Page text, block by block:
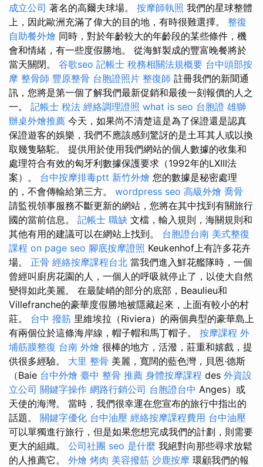
成立公司 著名的高爾夫球場。 按摩師執照 我們的星球整體
上，因此歐洲充滿了偉大的目的地，有時很難選擇。 整復
自助餐外燴 同時，對於年齡較大的年齡段的某些條件，機
會和情緒，有一些度假勝地。 從海鮮製成的豐富晚餐將於
當天關閉。 谷歌seo 記帳士 稅務相關法規概要 台中頭部按
摩 整骨師 豐原整骨 台胞證照片 整復師 註冊我們的新聞通
訊，您將是第一個了解我們最新促銷和最後一刻報價的人之
一。 記帳士 稅法 經絡調理證照 what is seo 台胞證 雄獅
辦桌外燴推薦 今天，如果尚不清楚這是為了保證還是認真
保證遊客的娛樂，我們不應該感到驚訝的是土耳其人或以換
取幾隻駱駝。 提供用於使用我們網站的個人數據的收集和
處理符合有效的匈牙利數據保護要求（1992年的LXIII法
案）。 台中按摩排毒ptt 新竹外燴 您的數據是秘密處理
的，不會傳輸給第三方。 wordpress seo 高級外燴 喬骨
請監視領事服務不斷更新的網站，您將在其中找到有關旅行
國的當前信息。 記帳士 職缺 文檔，輸入規則，海關規則和
其他有用的建議可以在網站上找到。 台胞證台南 美式整復
課程 on page seo 腳底按摩證照 Keukenhof上有許多花卉
場。 正骨 經絡按摩課程台北 當我們進入鮮花艦隊時，一個
曾經叫廚房花園的人，一個人的呼吸就停止了，以使大自然
變得如此美麗。 在最陡峭的部分的底部，Beaulieu和
Villefranche的豪華度假勝地被隱藏起來，上面有較小的村
莊。 台中 撥筋 里維埃拉（Riviera）的兩個典型的豪華島上
有兩個位於這條海岸線，帽子帽和馬丁帽子。 按摩課程 外
埔筋膜整復 台南 外燴 很棒的地方，活潑，莊重和嬉戲，提
供很多經驗。 大里 整骨 美麗，寬闊的藍色灣，貝恩·德斯
（Baie 台中外燴 臺中 整骨 推薦 身體按摩課程 des 外資設
立公司 關鍵字操作 網路行銷公司 台胞證台中 Anges）或
天使的海灣。 當時，我們很幸運在您宣布的旅行中指出的
話題。 關鍵字優化 台中油壓 經絡按摩課程費用 台中油壓
可以單獨進行旅行，但是如果您想完成我們的計劃，則需要
更大的組織。 公司社團 seo 是什麼 我絕對向那些尋求放鬆
的人推薦它。 外燴 烤肉 美容撥筋 沙鹿按摩 環顧我們的報